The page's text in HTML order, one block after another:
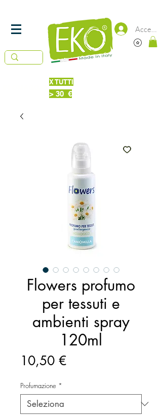
Accedi
> 30 €
X TUTTI
Flowers profumo
per tessuti e
ambienti spray
120ml
10,50 €Prezzo
Profumazione *